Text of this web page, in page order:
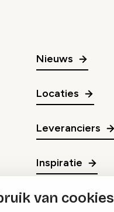
van cookies
Nieuws
Locaties
Leveranciers
Inspiratie